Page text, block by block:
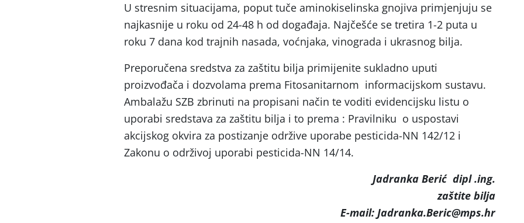
U stresnim situacijama, poput tuče aminokiselinska gnojiva primjenjuju se
najkasnije u roku od 24-48 h od događaja. Najčešće se tretira 1-2 puta u
roku 7 dana kod trajnih nasada, voćnjaka, vinograda i ukrasnog bilja.
Preporučena sredstva za zaštitu bilja primijenite sukladno uputi
proizvođača i dozvolama prema Fitosanitarnom informacijskom sustavu.
Ambalažu SZB zbrinuti na propisani način te voditi evidencijsku listu o
uporabi sredstava za zaštitu bilja i to prema : Pravilniku o uspostavi
akcijskog okvira za postizanje održive uporabe pesticida-NN 142/12 i
Zakonu o održivoj uporabi pesticida-NN 14/14.
Jadranka Berić dipl .ing.
zaštite bilja
E-mail: Jadranka.Beric@mps.hr